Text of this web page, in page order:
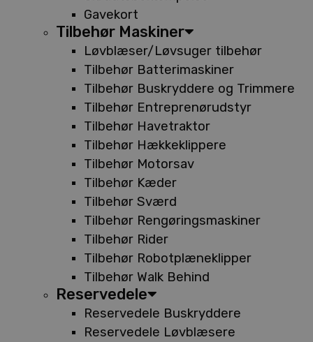
Gavekort
Tilbehør Maskiner
Løvblæser/Løvsuger tilbehør
Tilbehør Batterimaskiner
Tilbehør Buskryddere og Trimmere
Tilbehør Entreprenørudstyr
Tilbehør Havetraktor
Tilbehør Hækkeklippere
Tilbehør Motorsav
Tilbehør Kæder
Tilbehør Sværd
Tilbehør Rengøringsmaskiner
Tilbehør Rider
Tilbehør Robotplæneklipper
Tilbehør Walk Behind
Reservedele
Reservedele Buskryddere
Reservedele Løvblæsere